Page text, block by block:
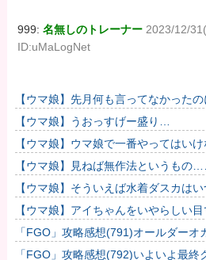
999:名無しのトレーナー 2023/12/
ID:uMaLogNet
【ウマ娘】先月何も言ってなかった
したのが怪しいよな。
【ウマ娘】うおっすげー盛り…
【ウマ娘】ウマ娘で一番やってはい
も育成でもグッズでもなく、これ。
【ウマ娘】見ねば無作法というもの
エ…（殴
【ウマ娘】そういえば水着ダスカは
ｯｯｯ
【ウマ娘】アイちゃんをいやらしい
りました…
「FGO」攻略感想(791)オールダーオ
ぱい出てきてワラタｗｗ もう綺麗な
「FGO」攻略感想(792)いよいよ最終